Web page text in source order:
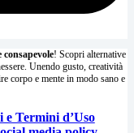
consapevole! Scopri alternative
Unendo gusto, creatività
corpo e mente in modo sano e
e Termini d’Uso